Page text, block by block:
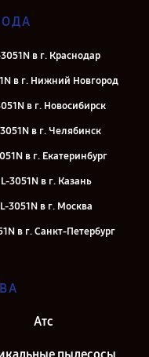
в г. Краснодар
в г. Нижний Новгород
в г. Новосибирск
в г. Челябинск
в г. Екатеринбург
3051N в г. Казань
3051N в г. Москва
в г. Санкт-Петербург
Атс